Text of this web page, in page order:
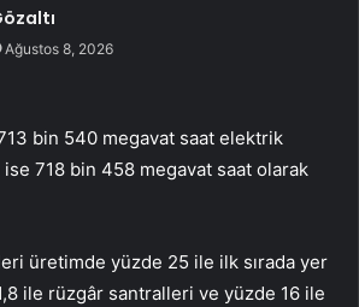
Ağustos 8, 2026
bin 540 megavat saat elektrik
718 bin 458 megavat saat olarak
üretimde yüzde 25 ile ilk sırada yer
ile rüzgâr santralleri ve yüzde 16 ile